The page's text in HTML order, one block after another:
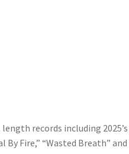
records including
Fire,” “Wasted Breath” and